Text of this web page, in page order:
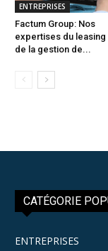
ENTREPRISES
Factum Group: Nos
expertises du leasing
de la gestion de...
CATÉGORIE
ENTREPRISES